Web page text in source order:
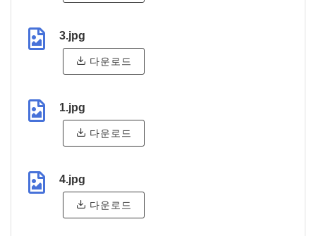
3.jpg
다운로드
1.jpg
다운로드
4.jpg
다운로드